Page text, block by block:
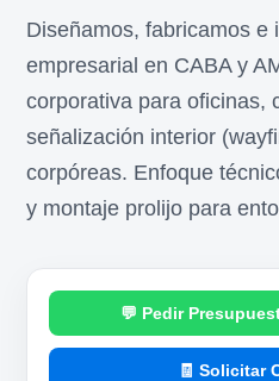
Diseñamos, fabricamos e
empresarial en CABA y
corporativa para oficinas,
señalización interior
corpóreas. Enfoque
y montaje prolijo para
Pedir
Solicitar